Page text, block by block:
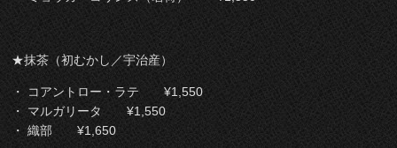
★抹茶（初むかし／宇治産）
・ コアントロー・ラテ ¥1,550
・ マルガリータ ¥1,550
・ 織部 ¥1,650